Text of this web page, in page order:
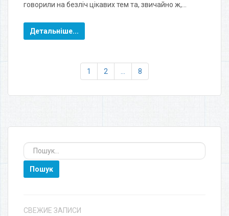
говорили на безліч цікавих тем та, звичайно ж,…
Детальніше...
1 2 … 8
Пошук
СВЕЖИЕ ЗАПИСИ